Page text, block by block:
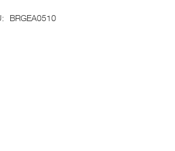
BRGEA0510